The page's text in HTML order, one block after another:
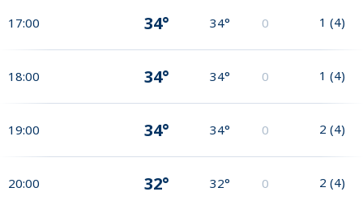
17:00 34° 34° 0 1 (4)
18:00 34° 34° 0 1 (4)
19:00 34° 34° 0 2 (4)
20:00 32° 32° 0 2 (4)